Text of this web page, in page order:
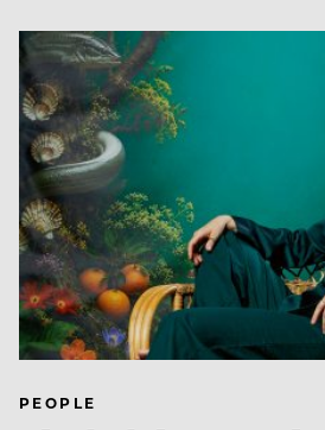
PEOPLE